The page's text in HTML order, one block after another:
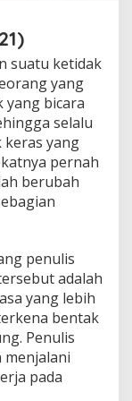
suatu ketidak
yang
yang bicara
selalu
keras yang
pernah
berubah
penulis
adalah
yang lebih
bentak
Penulis
pada